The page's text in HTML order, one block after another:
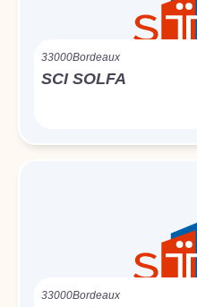
33000Bordeaux
SCI SOLFA
33000Bordeaux